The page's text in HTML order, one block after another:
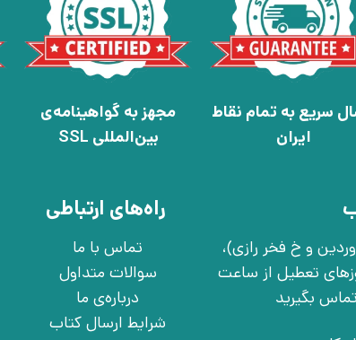
سریع به تمام نقاط
ایران
مجهز به گواهینامه‌ی
بین‌المللی SSL
انقلاب، خ 12 فروردین، خ روانمهر شرقی(بین خ 12 فروردین و خ فخر رازی)،
جز روزهای تعطیل از ساعت
راه‌های ارتباطی
تماس با ما
سوالات متداول
درباره‌ی ما
شرایط ارسال کتاب